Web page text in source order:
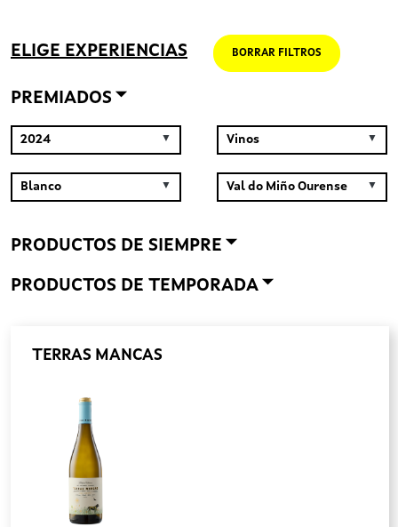
ELIGE EXPERIENCIAS BORRAR FILTROS
PREMIADOS
PRODUCTOS DE SIEMPRE
PRODUCTOS DE TEMPORADA
TERRAS MANCAS